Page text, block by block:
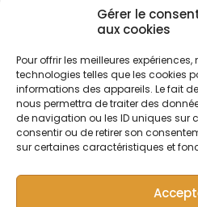
Gérer le
aux cookies
Pour offrir les meilleures
technologies telles que les cookies
informations des appareils. Le fait
nous permettra de traiter des
de navigation ou les ID uniques sur
consentir ou de retirer son
sur certaines caractéristiques et
003-018-039 – Bonnet de
torche Jobin Yvon
Bonnet de torche pour
torche Horiba Jobin Yvon